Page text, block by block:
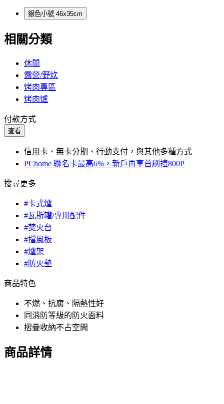
銀色小號 46x35cm
相關分類
休閒
露營/野炊
烤肉專區
烤肉爐
付款方式
查看
信用卡、無卡分期、行動支付，與其他多種方式
PChome 聯名卡最高6%，新戶再享首刷禮800P
搜尋更多
#卡式爐
#瓦斯罐/專用配件
#焚火台
#擋風板
#爐架
#防火墊
商品特色
不燃、抗腐、隔熱性好
同消防等級的防火面料
摺疊收納不占空間
商品詳情